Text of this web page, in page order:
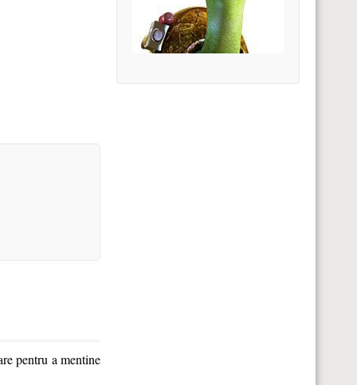
pentru a mentine